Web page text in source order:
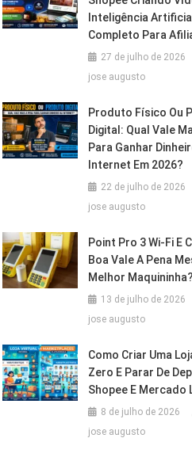
Inteligência
Completo Para
27 de julho de 2026
jose augusto
Produto Físico Ou
Digital: Qual Vale
Para Ganhar
Internet Em 2026?
22 de julho de 2026
jose augusto
Point Pro 3 Wi‑Fi E
Boa Vale A Pena
Melhor Maquininha?
13 de julho de 2026
jose augusto
Como Criar Uma
Zero E Parar De
Shopee E Mercado
8 de julho de 2026
jose augusto